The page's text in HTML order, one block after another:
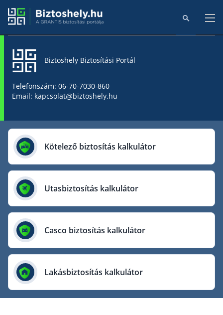
Biztosítók
AIG Biztosító
Allianz Biztosító
Cig Pannónia Biztosító
Genertel Biztosító
Groupama Biztosító
Biztoshely Biztosítási Portál
Telefonszám: 06-70-7030-860
Email: kapcsolat@biztoshely.hu
Kötelező biztosítás kalkulátor
Utasbiztosítás kalkulátor
Casco biztosítás kalkulátor
Lakásbiztosítás kalkulátor